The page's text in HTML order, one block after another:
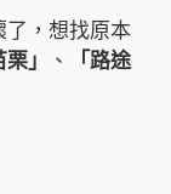
，想找原本
」 、
「路途